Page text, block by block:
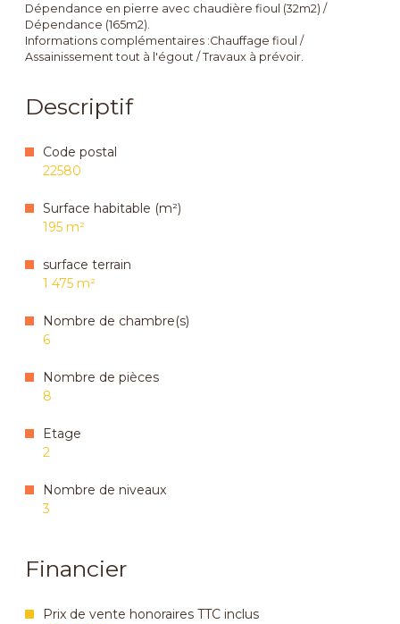
Dépendance en pierre avec chaudière fioul (32m2) /
Dépendance (165m2).
Informations complémentaires :Chauffage fioul /
Assainissement tout à l'égout / Travaux à prévoir.
Descriptif
Code postal
22580
Surface habitable (m²)
195 m²
surface terrain
1 475 m²
Nombre de chambre(s)
6
Nombre de pièces
8
Etage
2
Nombre de niveaux
3
Financier
Prix de vente honoraires TTC inclus